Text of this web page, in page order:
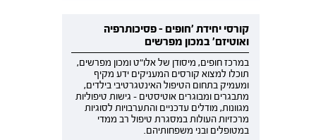
קורסי יחידת 'חופים - פסיכותרפיה
ואוטיזם' במכון מפרשים
במרכז חופים, מיסודן של אלו"ט ומכון מפרשים,
תוכלו למצוא קורסים המעניקים ידע מקיף
ומעמיק בתחום הטיפול האינטגרטיבי בילדים,
מתבגרים ומבוגרים אוטיסטים - גישות טיפוליות
מגוונות, מודלים עדכניים והתערבויות לסוגיות
מרכזיות העולות במסגרת טיפול רב ממדי
במטופלים ובני משפחותיהם.